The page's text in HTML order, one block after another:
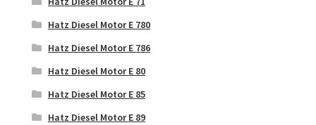
Hatz Diesel Motor E 780
Hatz Diesel Motor E 786
Hatz Diesel Motor E 80
Hatz Diesel Motor E 85
Hatz Diesel Motor E 89